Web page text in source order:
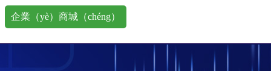
企業（yè）商城（chéng）